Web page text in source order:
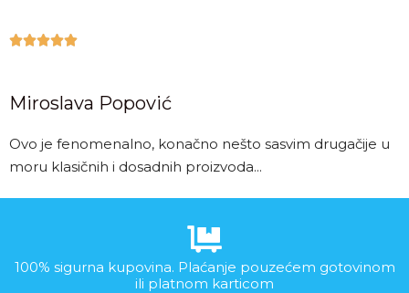

Miroslava Popović
Ovo je fenomenalno, konačno nešto sasvim drugačije u
moru klasičnih i dosadnih proizvoda...
100% sigurna kupovina. Plaćanje pouzećem gotovinom
ili platnom karticom